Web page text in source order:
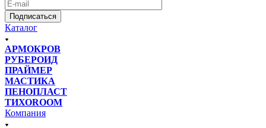
Подписаться
Каталог
АРМОКРОВ
РУБЕРОИД
ПРАЙМЕР
МАСТИКА
ПЕНОПЛАСТ
ТИХОROOM
Компания